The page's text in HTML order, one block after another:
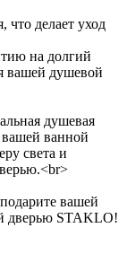
что делает уход
на долгий
вашей душевой
душевая
вашей ванной
света и
вашей
дверью STAKLO!